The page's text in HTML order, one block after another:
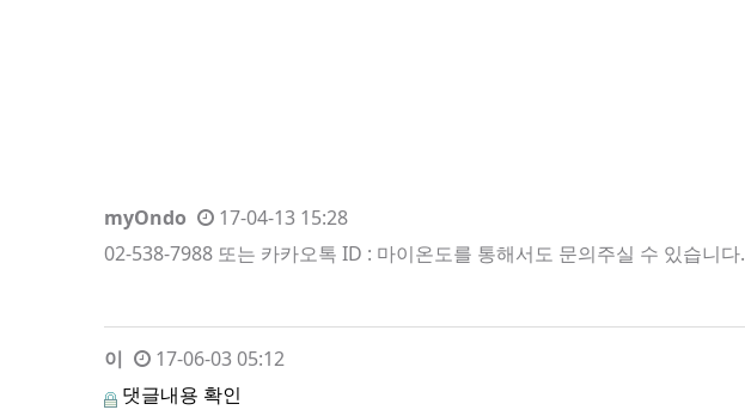
myOndo
17-04-13 15:28
02-538-7988 또는 카카오톡 ID : 마이온도를 통해서도 문의주실 수 있습니다.
이
17-06-03 05:12
댓글내용 확인